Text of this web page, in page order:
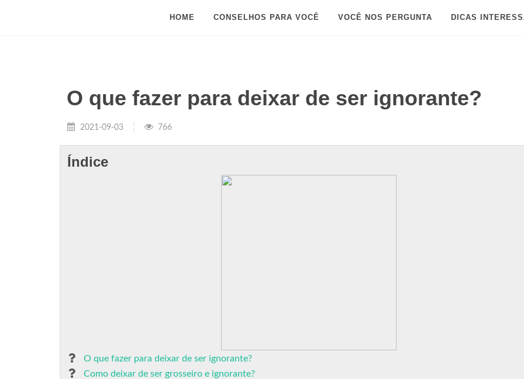
HOME CONSELHOS PARA VOCÊ VOCÊ NOS PERGUNTA DICAS
O que fazer para deixar de ser ignorante?
2021-09-03 766
Índice
O que fazer para deixar de ser ignorante?
Como deixar de ser grosseiro e ignorante?